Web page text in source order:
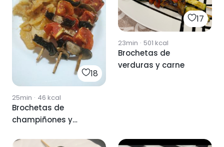
18
25min · 46 kcal
Brochetas de
champiñones y
17
23min · 501 kcal
Brochetas de
verduras y carne